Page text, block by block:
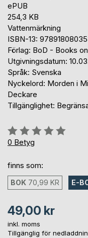
ePUB
254,3 KB
Vattenmärkning
ISBN-13:
Förlag: BoD - Books
Utgivningsdatum:
Språk: Svenska
Nyckelord: Morden i
Deckare
Tillgänglighet:
Betyg::
0%
0 Betyg
finns som:
BOK 70,99 KR E-
49,00 kr
inkl. moms
Tillgänglig för